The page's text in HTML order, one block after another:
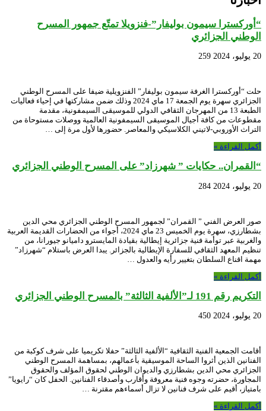
“أوركسترا سيمون بوليفار”-فنزويلا تمتّع جمهور المسرح
الوطني الجزائري
20 يوليو، 2024 259
حلت “أوركسترا الغرفة سيمون بوليفار” الفنزويلية ضيفا على المسرح الوطني
الجزائري سهرة يوم الجمعة 17 ماي 2024 وذلك ضمن مشاركتها في إحياء فعاليات
الطبعة 13 من المهرجان الثقافي الدولي للموسيقى السيمفونية، مقدمة
مقطوعات من كافة أجيال الموسيقى السيمفونية العالمية ووصلات مستوحاة من
التراث الأوروبي-لاتيني الكلاسيكي والمعاصر. حضورها لأول مرة إلى …
أكمل القراءة »
“القمران.. حكايات ” شهرزاد” على المسرح الوطني الجزائري
20 يوليو، 2024 284
صور العرض الفني ” القمران” لجمهور المسرح الوطني الجزائري محي الدين
بشطارزي، سهرة يوم الخميس 23 ماي 2024، أجواء من الحضارات القديمة العربية
والغربية عبر توأمة فنية جزائرية إيطالية بقيادة المايسترو داميانو جيورانا، من
تنظيم المعهد الثقافي للسفارة الإيطالية بالجزائر. يبدا العرض باستلام “شهرزاد”
مهمة اقناع السلطان بتغيير رأيه والعدول …
أكمل القراءة »
التكريم رقم 191 لـ”الألفية الثالثة” بالمسرح الوطني الجزائري
20 يوليو، 2024 450
أقامت الجمعية الفنية الثقافية “الألفية الثالثة” حفلا تكريميا على شرف كوكبة من
الفنانين الذين أثروا الساحة الموسيقية بأعمالهم، بمساهمة المسرح الوطني
الجزائري محي الدين بشطارزي والديوان الوطني لحقوق المؤلف والحقوق
المجاورة، حضرته وجوه فنية معروفة وأقارب وأصدقاء الفنانين. الحفل كان “رايويا”
بامتياز، أقيم على شرف فنانين لا تزال أسماءهم مقترنة …
أكمل القراءة »